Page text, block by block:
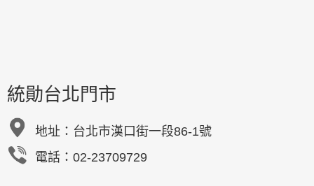
統勛台北門市
地址： 台北市漢口街一段86-1號
電話：02-23709729